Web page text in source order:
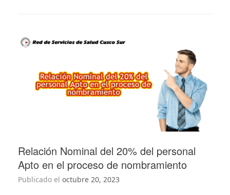
Relación Nominal del 20% del personal
Apto en el proceso de nombramiento
Publicado el octubre 20, 2023